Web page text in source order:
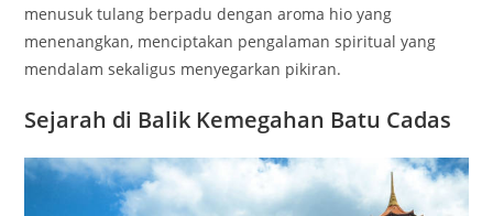
menusuk tulang berpadu dengan aroma hio yang
menenangkan, menciptakan pengalaman spiritual yang
mendalam sekaligus menyegarkan pikiran.
Sejarah di Balik Kemegahan Batu Cadas